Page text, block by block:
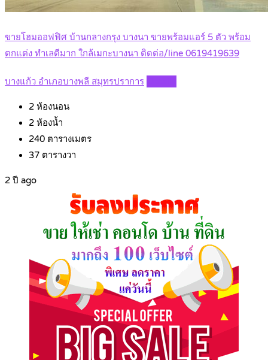
ขายโฮมออฟฟิศ บ้านกลางกรุง บางนา ขายพร้อมแอร์ 5 ตัว พร้อม
ตกแต่ง ทำเลดีมาก ใกล้เมกะบางนา ติดต่อ/line 0619419639
บางแก้ว อำเภอบางพลี สมุทรปราการ
2 ห้องนอน
2 ห้องน้ำ
240 ตารางเมตร
37 ตารางวา
2 ปี ago